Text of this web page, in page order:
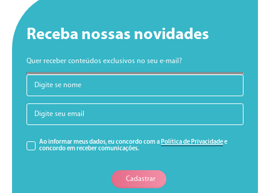
Receba nossas novidades
Quer receber conteúdos exclusivos no seu e-mail?
Ao informar meus dados, eu concordo com a Política de Privacidadee
concordo em receber comunicações.
Cadastrar